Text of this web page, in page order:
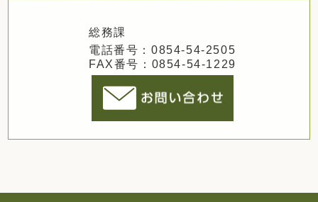
総務課
電話番号：0854-54-2505
FAX番号：0854-54-1229